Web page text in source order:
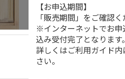
【お申込期間】
「販売期間」をご確認く
※インターネットでお申
込み受付完了となります。
詳しくはご利用ガイド
さい。